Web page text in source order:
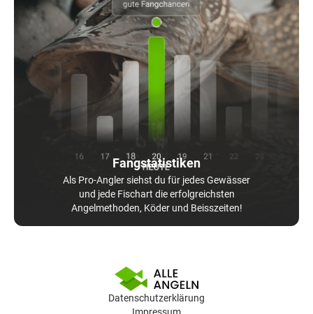
Fangstatistiken
Als Pro-Angler siehst du für jedes Gewässer
und jede Fischart die erfolgreichsten
Angelmethoden, Köder und Beisszeiten!
Datenschutzerklärung
Impressum